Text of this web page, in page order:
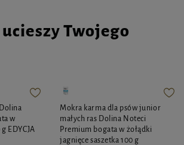
Twojego
w
EDYCJA
Mokra karma dla psów junior
małych ras Dolina Noteci
Premium bogata w żołądki
jagnięce saszetka 100 g